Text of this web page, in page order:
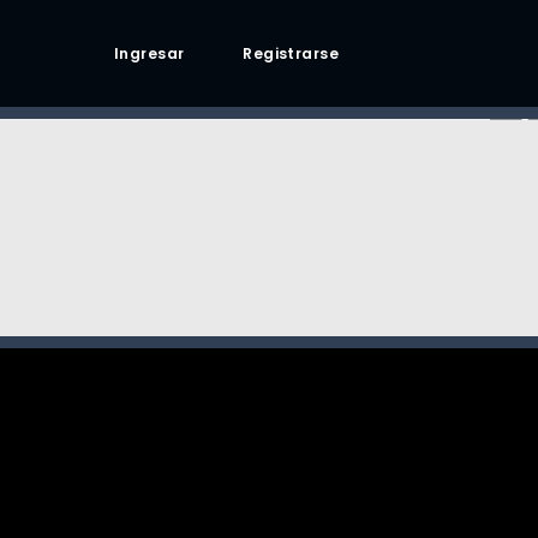
Ingresar Registrarse